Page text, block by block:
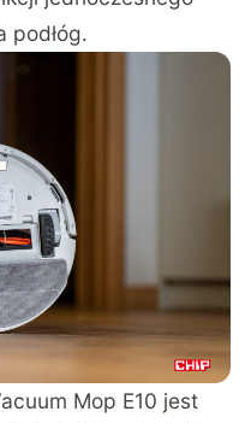
podłóg.
Mop E10 jest